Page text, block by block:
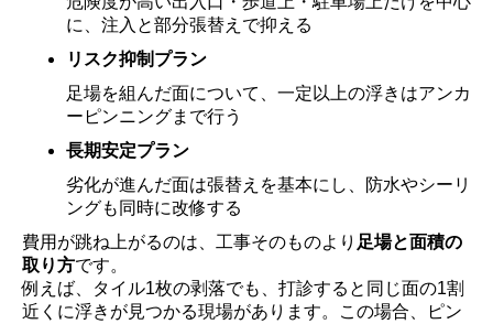
に、注入と部分張替えで抑える
リスク抑制プラン
足場を組んだ面について、一定以上の浮きはアンカ
ーピンニングまで行う
長期安定プラン
劣化が進んだ面は張替えを基本にし、防水やシーリ
ングも同時に改修する
費用が跳ね上がるのは、工事そのものより 足場と面積の
取り方です。
例えば、タイル1枚の剥落でも、打診すると同じ面の1割
近くに浮きが見つかる現場があります。この場合、ピン